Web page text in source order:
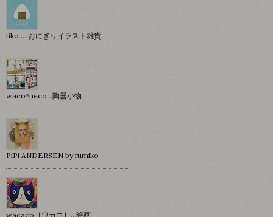
tiko … おにぎりイラスト雑貨
waco*neco...陶器小物
PiPi ANDERSEN by fumiko
wacaco［ワカコ］…絵画